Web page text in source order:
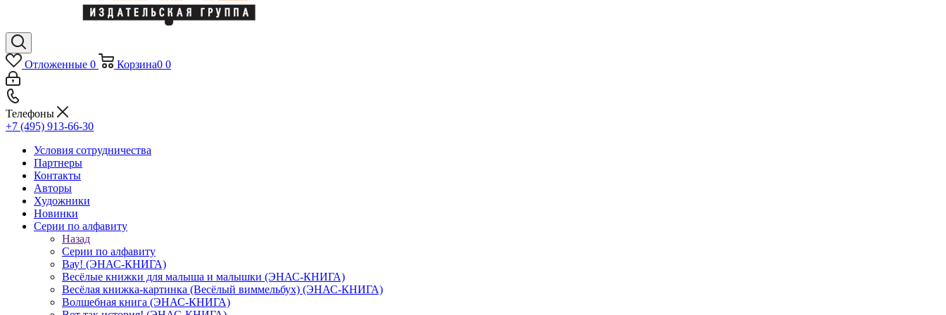
Отложенные 0 Корзина0 0
Телефоны
+7 (495) 913-66-30
Условия сотрудничества
Партнеры
Контакты
Авторы
Художники
Новинки
Серии по алфавиту
Назад
Серии по алфавиту
Вау! (ЭНАС-КНИГА)
Весёлые книжки для малыша и малышки (ЭНАС-КНИГА)
Весёлая книжка-картинка (Весёлый виммельбух) (ЭНАС-КНИГА)
Волшебная книга (ЭНАС-КНИГА)